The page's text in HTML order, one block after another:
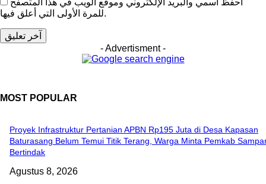
للمرة الأولى التي أعلق فيها.
- Advertisment -
MOST POPULAR
Proyek Infrastruktur Pertanian APBN Rp195 Juta di Desa Kapasan
Baturasang Belum Temui Titik Terang, Warga Minta Pemkab
Bertindak
Agustus 8, 2026